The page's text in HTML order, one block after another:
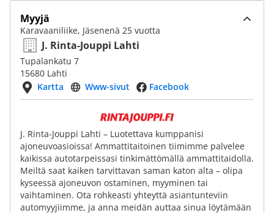
Myyjä
Karavaaniliike, Jäsenenä 25 vuotta
J. Rinta-Jouppi Lahti
Tupalankatu 7
15680 Lahti
Kartta
Www-sivut Facebook
J. Rinta-Jouppi Lahti – Luotettava kumppanisi
ajoneuvoasioissa! Ammattitaitoinen tiimimme palvelee
kaikissa autotarpeissasi tinkimättömällä ammattitaidolla.
Meiltä saat kaiken tarvittavan saman katon alta – olipa
kyseessä ajoneuvon ostaminen, myyminen tai
vaihtaminen. Ota rohkeasti yhteyttä asiantunteviin
automyyjiimme, ja anna meidän auttaa sinua löytämään